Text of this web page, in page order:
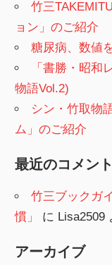
竹三
ョン」のご紹介
糖尿病、数値
「書勝・昭和
物語Vol.2)
シン・竹取物
ム」のご紹介
最近のコメント
竹三ブックガ
慣」
に Lisa2509
アーカイブ